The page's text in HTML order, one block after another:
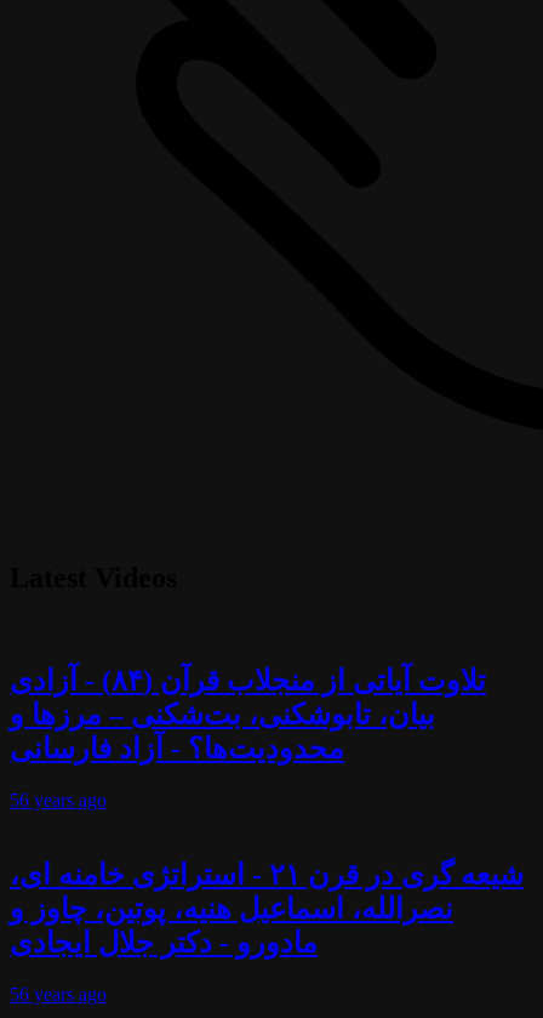
تلاوت آیاتی از منجلاب قرآن (۸۴) - آزادی
بیان، تابوشکنی، بت‌شکنی – مرزها و
محدودیت‌ها؟ - آزاد فارسانی
56 years ago
شیعه گری در قرن ۲۱ - استراتژی خامنه ای،
نصرالله، اسماعیل هنیه، پوتین، چاوز و
مادورو - دکتر جلال ایجادی
56 years ago